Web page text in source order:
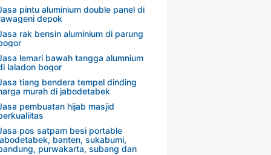
pintu aluminium double panel di
depok
rak bensin aluminium di parung
lemari bawah tangga alumnium
laladon bogor
tiang bendera tempel dinding
murah di jabodetabek
pembuatan hijab masjid
pos satpam besi portable
banten, sukabumi,
purwakarta, subang dan